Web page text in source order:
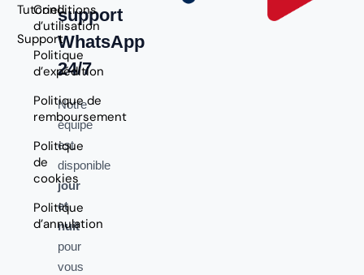
Tutoriel
Support
Conditions
d’utilisation
Politique
d’expédition
Politique de
remboursement
Politique
de
cookies
Politique
d’annulation
support
WhatsApp
24/7
Notre
équipe
est
disponible
jour
et
nuit
pour
vous